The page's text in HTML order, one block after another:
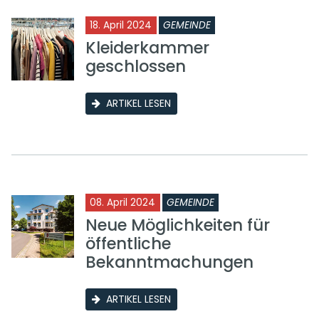
18. April 2024 GEMEINDE
Kleiderkammer
geschlossen
ARTIKEL LESEN
08. April 2024 GEMEINDE
Neue Möglichkeiten für
öffentliche
Bekanntmachungen
ARTIKEL LESEN